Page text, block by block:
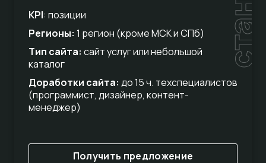
KPI: позиции
Регионы: 1 регион (кроме МСК и СПб)
Тип сайта: сайт услуг или небольшой
каталог
Доработки сайта: до 15 ч. техспециалистов
(программист, дизайнер, контент-
менеджер)
Получить предложение